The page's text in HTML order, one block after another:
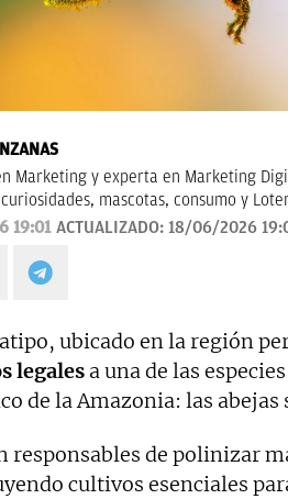
Marketing y experta en Marketing
mascotas, consumo y
19:01 ACTUALIZADO: 18/06/2026
ubicado en la región
legales a una de las
de la Amazonia: las abejas
responsables de polinizar
cultivos esenciales